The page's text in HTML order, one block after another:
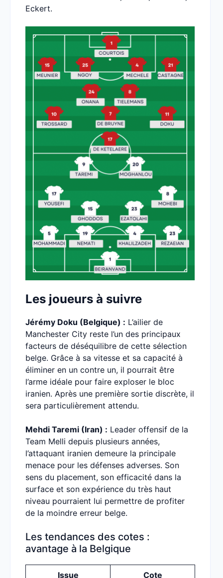
Eckert.
Les joueurs à suivre
Jérémy Doku (Belgique) : L’ailier de
Manchester City reste l’un des principaux
facteurs de déséquilibre de cette sélection
belge. Grâce à sa vitesse et sa capacité à
éliminer en un contre un, il pourrait être
l’arme idéale pour faire exploser le bloc
iranien. Après une première sortie discrète, il
sera particulièrement attendu.
Mehdi Taremi (Iran) : Leader offensif de la
Team Melli depuis plusieurs années,
l’attaquant iranien demeure la principale
menace pour les défenses adverses. Son
sens du placement, son efficacité dans la
surface et son expérience du très haut
niveau pourraient lui permettre de profiter
de la moindre erreur belge.
Les tendances des cotes :
avantage à la Belgique
Issue Cote